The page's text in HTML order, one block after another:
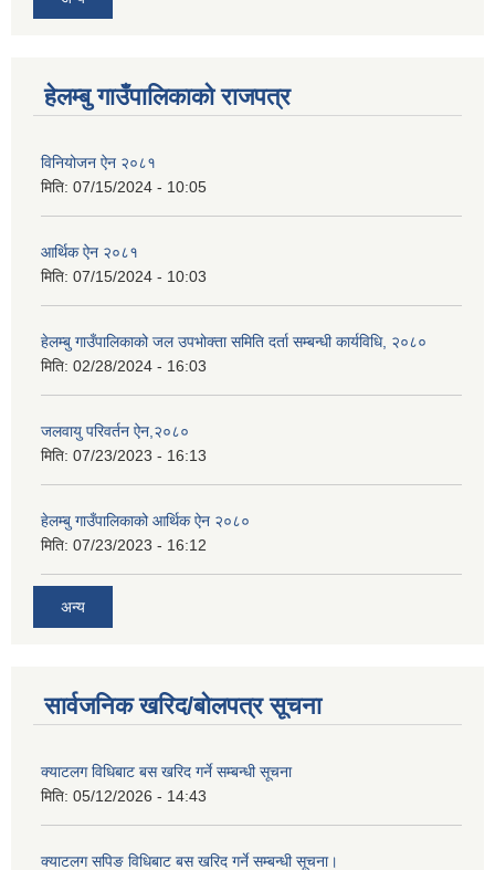
हेलम्बु गाउँपालिकाको राजपत्र
विनियोजन ऐन २०८१
मिति: 07/15/2024 - 10:05
आर्थिक ऐन २०८१
मिति: 07/15/2024 - 10:03
हेलम्बु गाउँपालिकाको जल उपभोक्ता समिति दर्ता सम्बन्धी कार्यविधि, २०८०
मिति: 02/28/2024 - 16:03
जलवायु परिवर्तन ऐन,२०८०
मिति: 07/23/2023 - 16:13
हेलम्बु गाउँपालिकाको आर्थिक ऐन २०८०
मिति: 07/23/2023 - 16:12
अन्य
सार्वजनिक खरिद/बोलपत्र सूचना
क्याटलग विधिबाट बस खरिद गर्ने सम्बन्धी सूचना
मिति: 05/12/2026 - 14:43
क्याटलग सपिङ विधिबाट बस खरिद गर्ने सम्बन्धी सूचना।